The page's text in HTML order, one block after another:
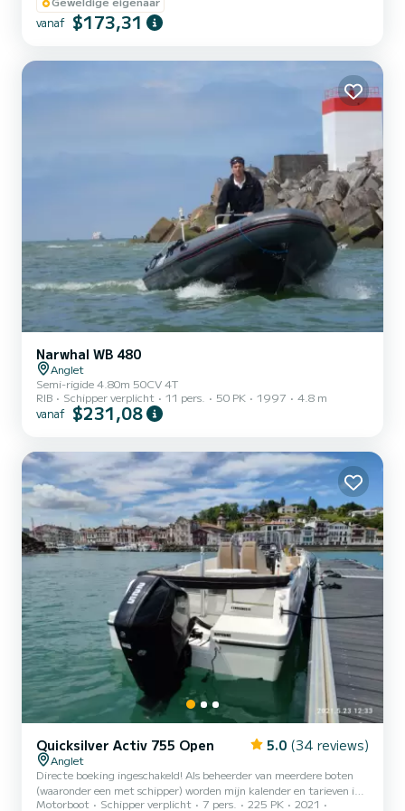
vanaf $173,31
Narwhal WB 480
Anglet
Semi-rigide 4.80m 50CV 4T
RIB
Schipper verplicht 11 pers. 50 PK 1997 4.8 m
vanaf $231,08
Quicksilver Activ 755 Open 5.0 (34 reviews)
Anglet
Directe boeking ingeschakeld! Als beheerder van meerdere boten
(waaronder een met schipper) worden mijn kalender en tarieven in
real-time bijgewerkt door een geautomatiseerd systeem. Alles is zo
Motorboot Schipper verplicht 7 pers. 225 PK
2021